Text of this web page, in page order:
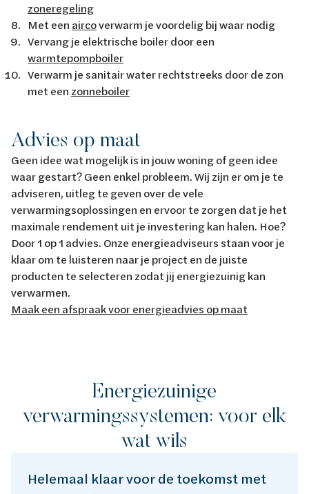
zoneregeling
Met een aircoverwarm je voordelig bij waar nodig
Vervang je elektrische boiler door een
warmtepompboiler
Verwarm je sanitair water rechtstreeks door de zon
met een zonneboiler
Advies op maat
Geen idee wat mogelijk is in jouw woning of geen idee
waar gestart? Geen enkel probleem. Wij zijn er om je te
adviseren, uitleg te geven over de vele
verwarmingsoplossingen en ervoor te zorgen dat je het
maximale rendement uit je investering kan halen. Hoe?
Door 1 op 1 advies. Onze energieadviseurs staan voor je
klaar om te luisteren naar je project en de juiste
producten te selecteren zodat jij energiezuinig kan
verwarmen.
Maak een afspraak voor energieadvies op maat
Energiezuinige
verwarmingssystemen: voor elk
wat wils
Helemaal klaar voor de toekomst met